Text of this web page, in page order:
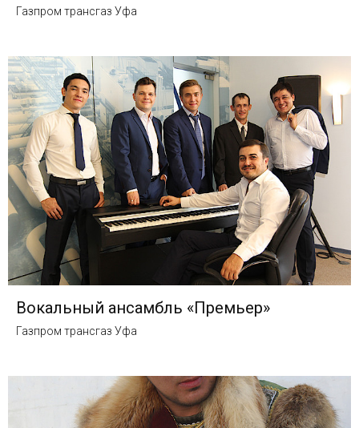
Газпром трансгаз Уфа
Вокальный ансамбль «Премьер»
Газпром трансгаз Уфа